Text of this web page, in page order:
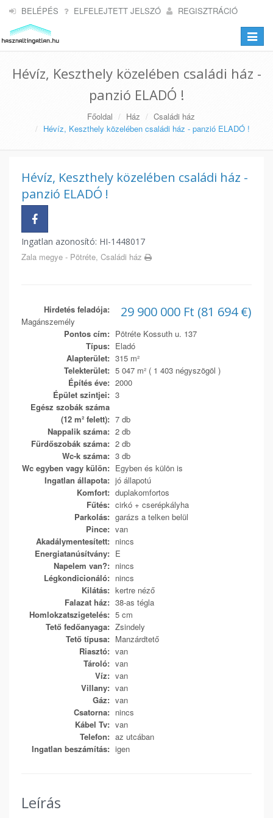
BELÉPÉS ELFELEJTETT JELSZÓ REGISZTRÁCIÓ
Toggle
Hévíz, Keszthely közelében családi ház -
panzió ELADÓ !
Főoldal Ház
Családi ház
Hévíz, Keszthely közelében családi ház - panzió ELADÓ !
Hévíz, Keszthely közelében családi ház -
panzió ELADÓ !
Ingatlan azonosító: HI-1448017
Zala megye - Pötréte, Családi ház
29 900 000 Ft (81 694 €)
Hirdetés feladója:
Magánszemély
Pontos cím: Pötréte Kossuth u. 137
Típus: Eladó
Alapterület: 315 m²
Telekterület: 5 047 m² ( 1 403 négyszögöl )
Építés éve: 2000
Épület szintjei: 3
Egész szobák száma
(12 m² felett): 7 db
Nappalik száma: 2 db
Fürdőszobák száma: 2 db
Wc-k száma: 3 db
Wc egyben vagy külön: Egyben és külön is
Ingatlan állapota: jó állapotú
Komfort: duplakomfortos
Fűtés: cirkó + cserépkályha
Parkolás: garázs a telken belül
Pince: van
Akadálymentesített: nincs
Energiatanúsítvány: E
Napelem van?: nincs
Légkondicionáló: nincs
Kilátás: kertre néző
Falazat ház: 38-as tégla
Homlokzatszigetelés: 5 cm
Tető fedőanyaga: Zsindely
Tető típusa: Manzárdtető
Riasztó: van
Tároló: van
Víz: van
Villany: van
Gáz: van
Csatorna: nincs
Kábel Tv: van
Telefon: az utcában
Ingatlan beszámítás: igen
Leírás